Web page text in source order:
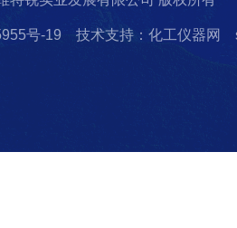
号-19 技术支持：化工仪器网